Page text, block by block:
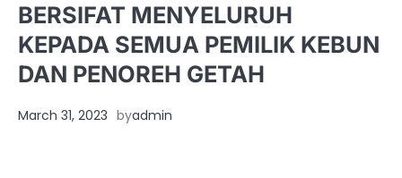
BERSIFAT MENYELURUH
KEPADA SEMUA PEMILIK KEBUN
DAN PENOREH GETAH
March 31, 2023 byadmin